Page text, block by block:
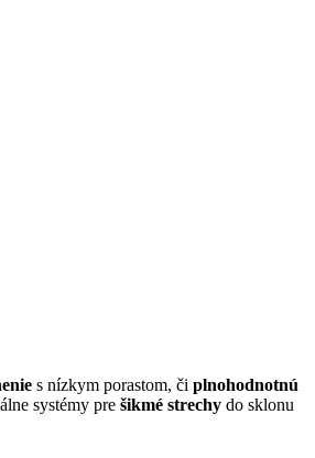
s nízkym porastom, či plnohodnotnú
systémy pre šikmé strechy do sklonu